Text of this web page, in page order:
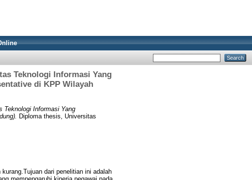
Teknologi Informasi Yang
di KPP Wilayah
Teknologi Informasi Yang
Diploma thesis, Universitas
dari penelitian ini adalah